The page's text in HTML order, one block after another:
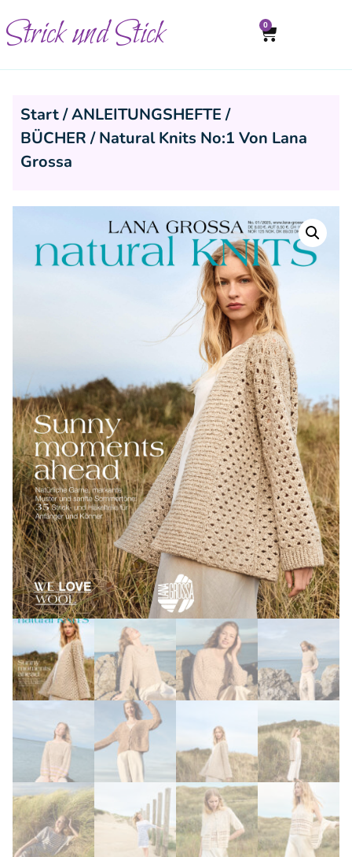
Strick und Stick 0
Start/ANLEITUNGSHEFTE /
BÜCHER/ Natural Knits No:1 Von Lana
Grossa